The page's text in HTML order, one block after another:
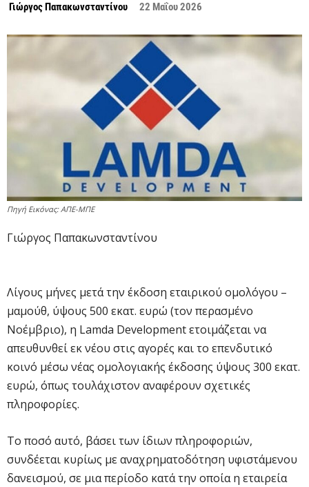
Γιώργος Παπακωνσταντίνου 22 Μαΐου 2026
Πηγή Εικόνας: ΑΠΕ-ΜΠΕ
Γιώργος Παπακωνσταντίνου
Λίγους μήνες μετά την έκδοση εταιρικού ομολόγου –
μαμούθ, ύψους 500 εκατ. ευρώ (τον περασμένο
Νοέμβριο), η Lamda Developmentετοιμάζεται να
απευθυνθεί εκ νέου στις αγορές και το επενδυτικό
κοινό μέσω νέας ομολογιακής έκδοσης ύψους 300 εκατ.
ευρώ, όπως τουλάχιστον αναφέρουν σχετικές
πληροφορίες.
Το ποσό αυτό, βάσει των ίδιων πληροφοριών,
συνδέεται κυρίως με αναχρηματοδότηση υφιστάμενου
δανεισμού, σε μια περίοδο κατά την οποία η εταιρεία